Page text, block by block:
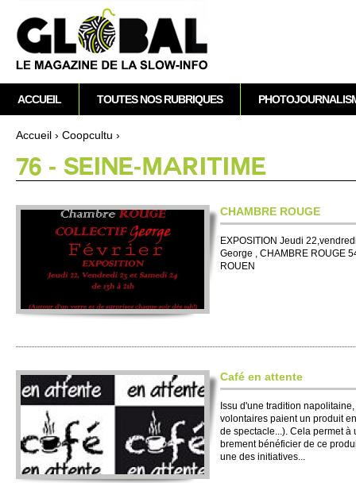
Vous êtes ici
Accueil › Co­opcultu ›
76 - SE­INE-MARI­TIME
CHAMBRE ROUGE
EXPO­SI­TION Jeudi
George , CHAMBRE ROUGE
ROUEN
Café en attente
Issu d'une tradition
vo­lontaires paient un produit
de spe­ctacle...). Cela permet
bre­ment bénéfi­cier de ce
une des ini­ti­atives...
M
e
n
p
r
i
l
ACCUEIL TOUTES NOS RUBRIQUES